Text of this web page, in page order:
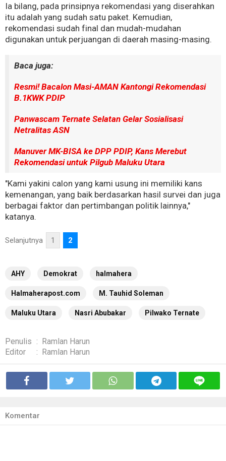
Ia bilang, pada prinsipnya rekomendasi yang diserahkan
itu adalah yang sudah satu paket. Kemudian,
rekomendasi sudah final dan mudah-mudahan
digunakan untuk perjuangan di daerah masing-masing.
Baca juga:
Resmi! Bacalon Masi-AMAN Kantongi Rekomendasi
B.1KWK PDIP
Panwascam Ternate Selatan Gelar Sosialisasi
Netralitas ASN
Manuver MK-BISA ke DPP PDIP, Kans Merebut
Rekomendasi untuk Pilgub Maluku Utara
"Kami yakini calon yang kami usung ini memiliki kans
kemenangan, yang baik berdasarkan hasil survei dan juga
berbagai faktor dan pertimbangan politik lainnya,"
katanya.
Selanjutnya 1 2
AHY Demokrat halmahera
Halmaherapost.com M. Tauhid Soleman
Maluku Utara Nasri Abubakar Pilwako Ternate
Penulis :
Ramlan Harun
Editor
: Ramlan Harun
Komentar